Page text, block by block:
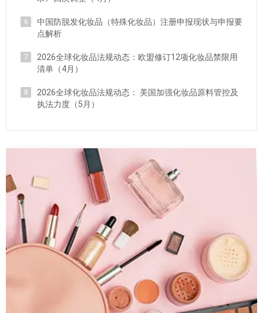
6
中国防脱发化妆品（特殊化妆品）注册申报现状与申报要
点解析
7
2026全球化妆品法规动态：欧盟修订12项化妆品禁限用
清单（4月）
8
2026全球化妆品法规动态： 美国加强化妆品原料管控及
执法力度（5月）